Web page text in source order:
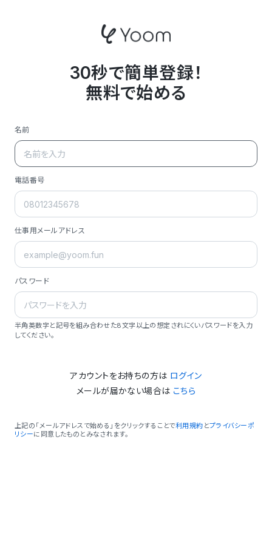
30秒で簡単登録！
無料で始める
名前
電話番号
仕事用メールアドレス
パスワード
半角英数字と記号を組み合わせた8文字以上の想定されにくいパスワードを入力
してください。
アカウントをお持ちの方は ログイン
メールが届かない場合は こちら
上記の「メールアドレスで始める」をクリックすることで利用規約 とプライバシーポ
リシーに同意したものとみなされます。